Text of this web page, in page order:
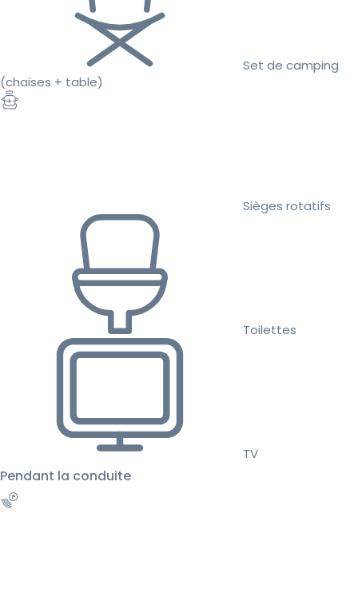
Set de camping
(chaises + table)
Sièges rotatifs
Toilettes
TV
Pendant la conduite